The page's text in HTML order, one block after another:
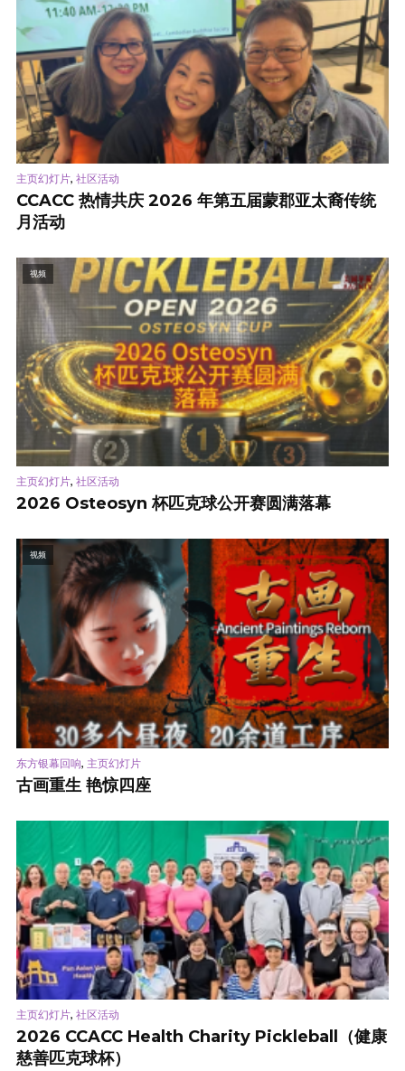
主页幻灯片, 社区活动
CCACC 热情共庆 2026 年第五届蒙郡亚太裔传统
月活动
视频
主页幻灯片, 社区活动
2026 Osteosyn 杯匹克球公开赛圆满落幕
视频
东方银幕回响, 主页幻灯片
古画重生 艳惊四座
主页幻灯片, 社区活动
2026 CCACC Health Charity Pickleball（健康
慈善匹克球杯）